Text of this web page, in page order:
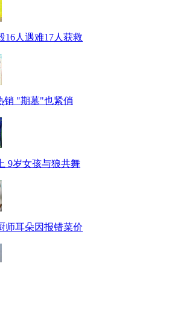
16人遇难17人获救
销 "期墓"也紧俏
9岁女孩与狼共舞
师耳朵因报错菜价